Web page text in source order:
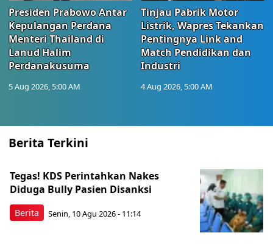
Presiden Prabowo Antar
Kepulangan Perdana
Menteri Thailand di
Lanud Halim
Perdanakusuma
5 Aug 2026, 5:00 AM
Tinjau Pabrik Motor
Listrik, Wapres Tekankan
Pentingnya Link and
Match Pendidikan dan
Industri
4 Aug 2026, 5:00 AM
Berita Terkini
Berita
Tegas! KDS Perintahkan Nakes
Diduga Bully Pasien Disanksi
Senin, 10 Agu 2026 - 11:14